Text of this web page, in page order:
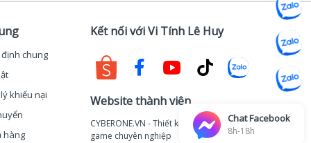
chung
khiếu nại
hàng
Kết nối với Vi Tính Lê Huy
Website thành viên
CYBERONE.VN - Thiết kế thi công phòng
game chuyên nghiệp
Chat Facebook
8h-18h